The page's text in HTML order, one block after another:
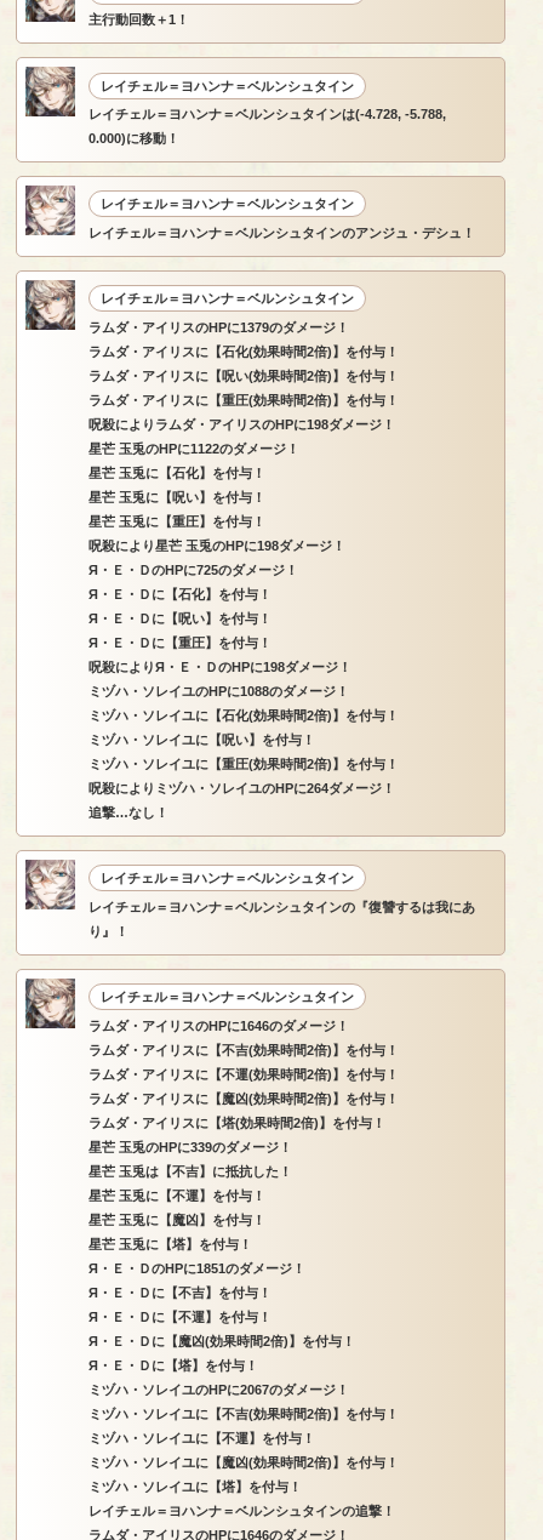
主行動回数＋1！
レイチェル＝ヨハンナ＝ベルンシュタイン
レイチェル＝ヨハンナ＝ベルンシュタインは(-4.728, -5.788,
0.000)に移動！
レイチェル＝ヨハンナ＝ベルンシュタイン
レイチェル＝ヨハンナ＝ベルンシュタインのアンジュ・デシュ！
レイチェル＝ヨハンナ＝ベルンシュタイン
ラムダ・アイリスのHPに1379のダメージ！
ラムダ・アイリスに【石化(効果時間2倍)】を付与！
ラムダ・アイリスに【呪い(効果時間2倍)】を付与！
ラムダ・アイリスに【重圧(効果時間2倍)】を付与！
呪殺によりラムダ・アイリスのHPに198ダメージ！
星芒 玉兎のHPに1122のダメージ！
星芒 玉兎に【石化】を付与！
星芒 玉兎に【呪い】を付与！
星芒 玉兎に【重圧】を付与！
呪殺により星芒 玉兎のHPに198ダメージ！
Я・Ｅ・ＤのHPに725のダメージ！
Я・Ｅ・Ｄに【石化】を付与！
Я・Ｅ・Ｄに【呪い】を付与！
Я・Ｅ・Ｄに【重圧】を付与！
呪殺によりЯ・Ｅ・ＤのHPに198ダメージ！
ミヅハ・ソレイユのHPに1088のダメージ！
ミヅハ・ソレイユに【石化(効果時間2倍)】を付与！
ミヅハ・ソレイユに【呪い】を付与！
ミヅハ・ソレイユに【重圧(効果時間2倍)】を付与！
呪殺によりミヅハ・ソレイユのHPに264ダメージ！
追撃…なし！
レイチェル＝ヨハンナ＝ベルンシュタイン
レイチェル＝ヨハンナ＝ベルンシュタインの『復讐するは我にあ
り』！
レイチェル＝ヨハンナ＝ベルンシュタイン
ラムダ・アイリスのHPに1646のダメージ！
ラムダ・アイリスに【不吉(効果時間2倍)】を付与！
ラムダ・アイリスに【不運(効果時間2倍)】を付与！
ラムダ・アイリスに【魔凶(効果時間2倍)】を付与！
ラムダ・アイリスに【塔(効果時間2倍)】を付与！
星芒 玉兎のHPに339のダメージ！
星芒 玉兎は【不吉】に抵抗した！
星芒 玉兎に【不運】を付与！
星芒 玉兎に【魔凶】を付与！
星芒 玉兎に【塔】を付与！
Я・Ｅ・ＤのHPに1851のダメージ！
Я・Ｅ・Ｄに【不吉】を付与！
Я・Ｅ・Ｄに【不運】を付与！
Я・Ｅ・Ｄに【魔凶(効果時間2倍)】を付与！
Я・Ｅ・Ｄに【塔】を付与！
ミヅハ・ソレイユのHPに2067のダメージ！
ミヅハ・ソレイユに【不吉(効果時間2倍)】を付与！
ミヅハ・ソレイユに【不運】を付与！
ミヅハ・ソレイユに【魔凶(効果時間2倍)】を付与！
ミヅハ・ソレイユに【塔】を付与！
レイチェル＝ヨハンナ＝ベルンシュタインの追撃！
ラムダ・アイリスのHPに1646のダメージ！